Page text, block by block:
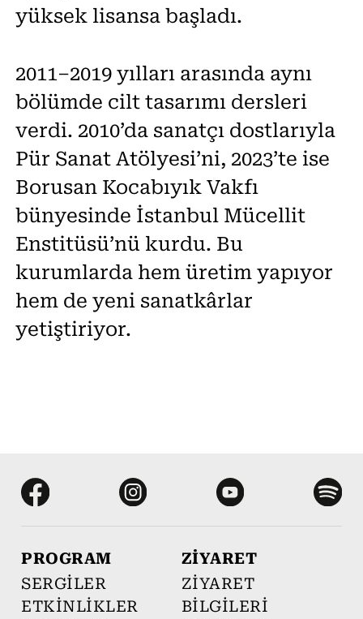
yüksek lisansa başladı.
2011–2019 yılları arasında aynı
bölümde cilt tasarımı dersleri
verdi. 2010’da sanatçı dostlarıyla
Pür Sanat Atölyesi’ni, 2023’te ise
Borusan Kocabıyık Vakfı
bünyesinde İstanbul Mücellit
Enstitüsü’nü kurdu. Bu
kurumlarda hem üretim yapıyor
hem de yeni sanatkârlar
yetiştiriyor.
PROGRAM
SERGİLER
ETKİNLİKLER
ZİYARET
ZİYARET
BİLGİLERİ